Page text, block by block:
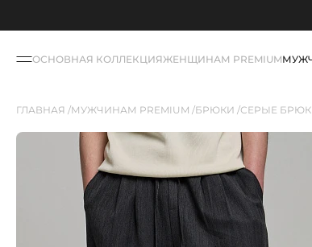
ОСНОВНАЯ КОЛЛЕКЦИЯЖЕНЩИНАМ PREMIUM
ГЛАВНАЯ МУЖЧИНАМ PREMIUM БРЮКИ СЕРЫЕ